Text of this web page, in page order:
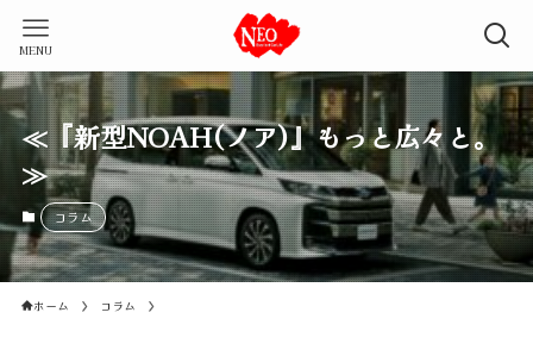
MENU
≪『新型NOAH(ノア)』もっと広々と。
≫
コラム
ホーム コラム